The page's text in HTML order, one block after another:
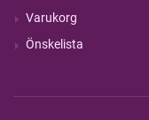
Varukorg
Önskelista